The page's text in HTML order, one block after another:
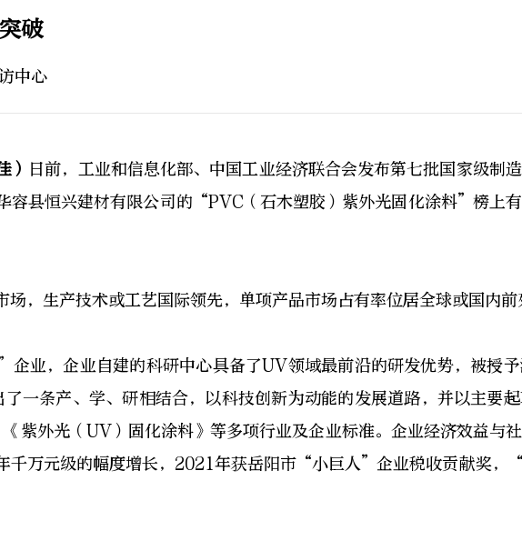
破
中心
） 日前，工业和信息化部、中国工业经济联合会发布第七批国家级制
容县恒兴建材有限公司的“PVC（石木塑胶）紫外光固化涂料”榜上
，生产技术或工艺国际领先，单项产品市场占有率位居全球或国内前
业，企业自建的科研中心具备了UV领域最前沿的研发优势，被授
一条产、学、研相结合，以科技创新为动能的发展道路，并以主要
紫外光（UV）固化涂料》等多项行业及企业标准。企业经济效益与
千万元级的幅度增长，2021年获岳阳市“小巨人”企业税收贡献奖